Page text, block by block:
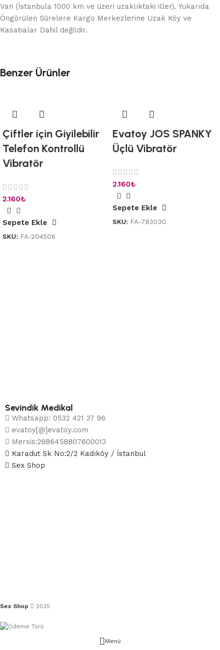
Van (İstanbula 1000 km ve üzeri uzaklıktaki iller). Yukarıda
Öngörülen Sürelere Kargo Merkezlerine Uzak Köy ve
Kasabalar Dahil değildir.
Benzer Ürünler
Çiftler için Giyilebilir
Telefon Kontrollü
Vibratör
2.160₺
Sepete Ekle
SKU: FA-204506
Evatoy JOS SPANKY
Üçlü Vibratör
2.160₺
Sepete Ekle
SKU: FA-783030
Sevindik Medikal
Whatsapp: 0532 421 37 96
evatoy[@]evatoy.com
Mersis:2886458807600013
Karadut Sk No:2/2 Kadıköy / İstanbul
Sex Shop
Sex Shop 2025
Menü